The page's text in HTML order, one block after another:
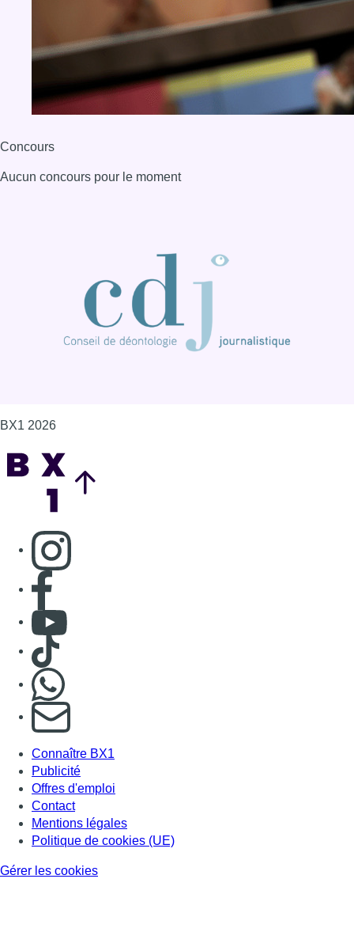
Concours
Aucun concours pour le moment
BX1 2026
Consulter page Instagram
Consulter page Facebook
Consulter Youtube
Consulter TikTok
S'abonner à notre newsletter
Connaître BX1
Publicité
Offres d'emploi
Contact
Mentions légales
Politique de cookies (UE)
Gérer les cookies